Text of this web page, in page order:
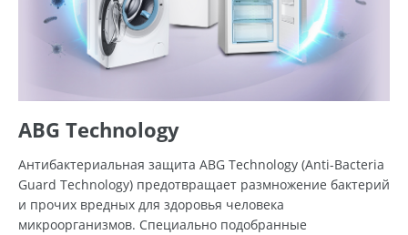
ABG Technology
Антибактериальная защита ABG Technology (Anti-Bacteria
Guard Technology) предотвращает размножение бактерий
и прочих вредных для здоровья человека
микроорганизмов. Специально подобранные